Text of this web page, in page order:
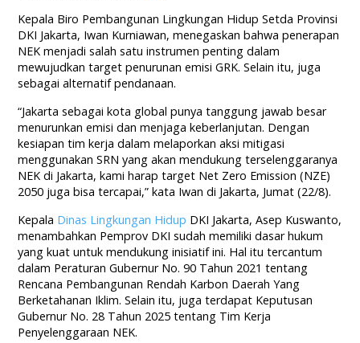
Kepala Biro Pembangunan Lingkungan Hidup Setda Provinsi
DKI Jakarta, Iwan Kurniawan, menegaskan bahwa penerapan
NEK menjadi salah satu instrumen penting dalam
mewujudkan target penurunan emisi GRK. Selain itu, juga
sebagai alternatif pendanaan.
“Jakarta sebagai kota global punya tanggung jawab besar
menurunkan emisi dan menjaga keberlanjutan. Dengan
kesiapan tim kerja dalam melaporkan aksi mitigasi
menggunakan SRN yang akan mendukung terselenggaranya
NEK di Jakarta, kami harap target Net Zero Emission (NZE)
2050 juga bisa tercapai,” kata Iwan di Jakarta, Jumat (22/8).
Kepala Dinas Lingkungan Hidup DKI Jakarta, Asep Kuswanto,
menambahkan Pemprov DKI sudah memiliki dasar hukum
yang kuat untuk mendukung inisiatif ini. Hal itu tercantum
dalam Peraturan Gubernur No. 90 Tahun 2021 tentang
Rencana Pembangunan Rendah Karbon Daerah Yang
Berketahanan Iklim. Selain itu, juga terdapat Keputusan
Gubernur No. 28 Tahun 2025 tentang Tim Kerja
Penyelenggaraan NEK.